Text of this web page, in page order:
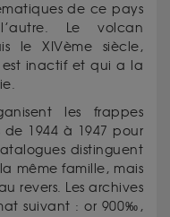
de ce pays
Le volcan
le XIVème siècle,
est inactif et qui a la
les frappes
de 1944 à 1947 pour
distinguent
même famille, mais
revers. Les archives
suivant : or 900‰,